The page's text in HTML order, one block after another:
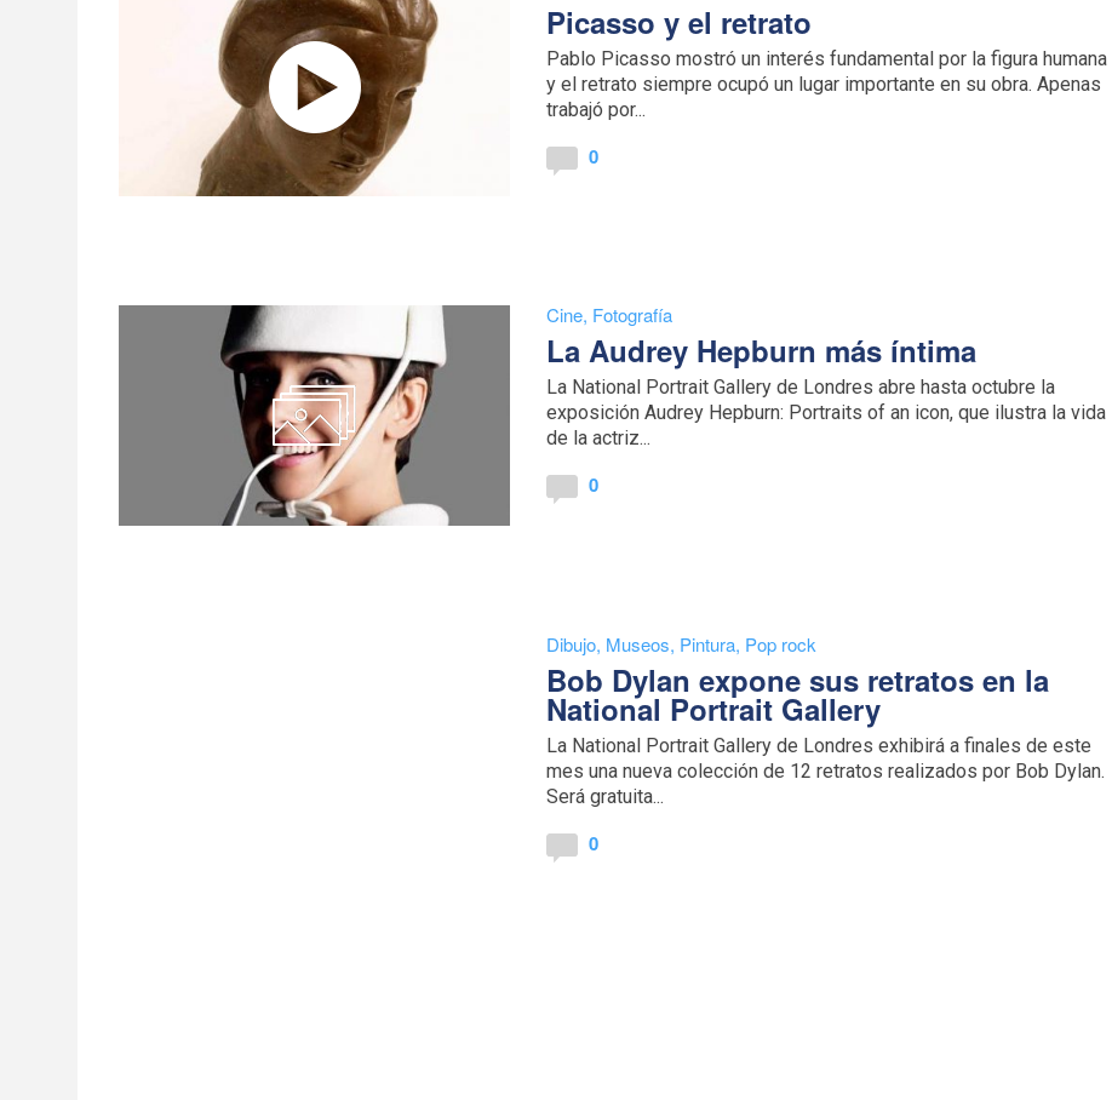
Picasso y el retrato
Pablo Picasso mostró un interés fundamental por la figura humana
y el retrato siempre ocupó un lugar importante en su obra. Apenas
trabajó por...
0
Cine, Fotografía
La Audrey Hepburn más íntima
La National Portrait Gallery de Londres abre hasta octubre la
exposición Audrey Hepburn: Portraits of an icon, que ilustra la vida
de la actriz...
0
Dibujo, Museos, Pintura, Pop rock
Bob Dylan expone sus retratos en la
National Portrait Gallery
La National Portrait Gallery de Londres exhibirá a finales de este
mes una nueva colección de 12 retratos realizados por Bob Dylan.
Será gratuita...
0